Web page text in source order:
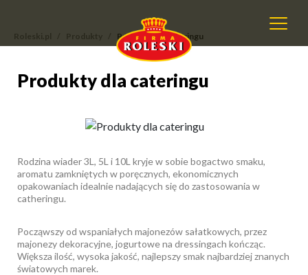
Produkty dla cateringu
Produkty dla cateringu
Produkty dla cateringu
Rodzina wiader 3L, 5L i 10L kryje w sobie bogactwo smaku,
aromatu zamkniętych w poręcznych, ekonomicznych
opakowaniach idealnie nadających się do zastosowania w
catheringu.
Począwszy od wspaniałych majonezów sałatkowych, przez
majonezy dekoracyjne, jogurtowe na dressingach kończąc.
Większa ilość, wysoka jakość, najlepszy smak najbardziej znanych
światowych marek.